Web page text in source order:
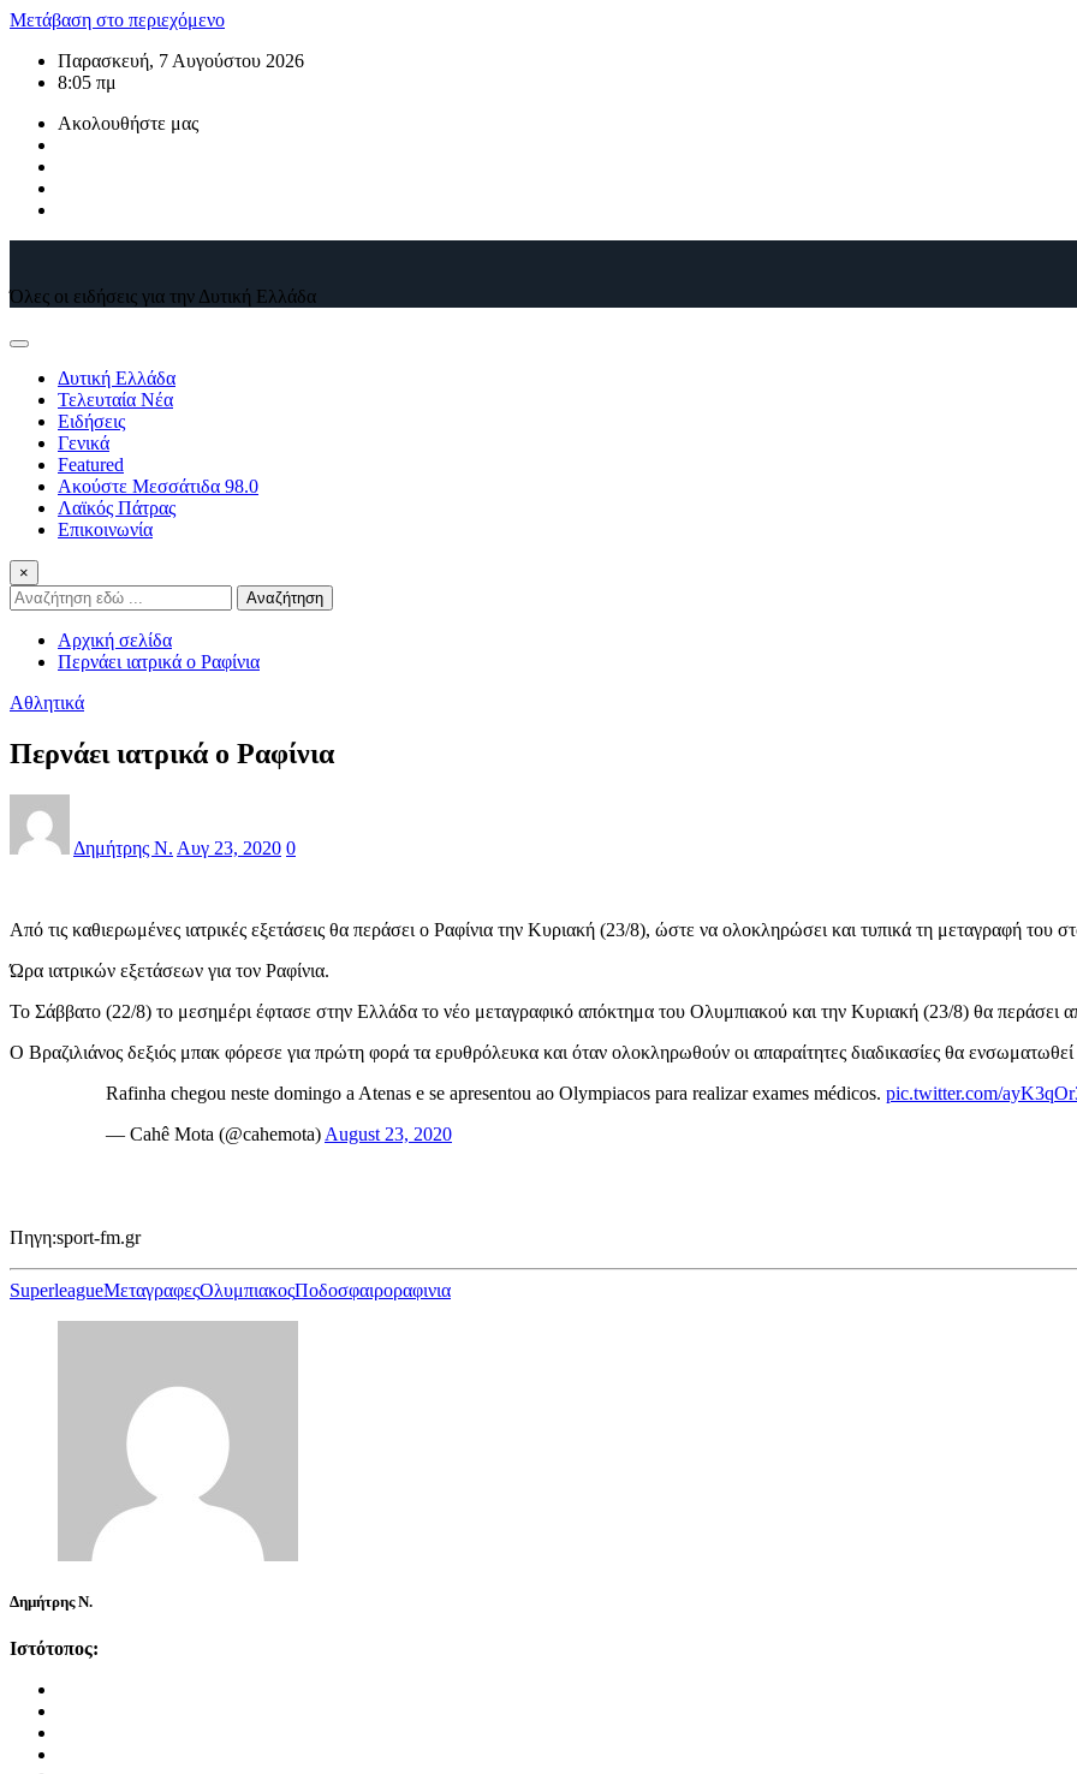
Μετάβαση στο περιεχόμενο
Παρασκευή, 7 Αυγούστου 2026
8:05 πμ
Ακολουθήστε μας
Όλες οι ειδήσεις για την Δυτική Ελλάδα
Δυτική Ελλάδα
Τελευταία Νέα
Ειδήσεις
Γενικά
Featured
Ακούστε Μεσσάτιδα 98.0
Λαϊκός Πάτρας
Επικοινωνία
×
Αναζήτηση
Αρχική σελίδα
Περνάει ιατρικά ο Ραφίνια
Αθλητικά
Περνάει ιατρικά ο Ραφίνια
Δημήτρης Ν. Αυγ 23, 2020 0
Από τις καθιερωμένες ιατρικές εξετάσεις θα περάσει ο Ραφίνια την Κυριακή (23/8), ώστε να ολοκληρώσει και τυπικά τη μεταγραφή του
Ώρα ιατρικών εξετάσεων για τον Ραφίνια.
Το Σάββατο (22/8) το μεσημέρι έφτασε στην Ελλάδα το νέο μεταγραφικό απόκτημα του Ολυμπιακού και την Κυριακή (23/8) θα περάσει
Ο Βραζιλιάνος δεξιός μπακ φόρεσε για πρώτη φορά τα ερυθρόλευκα και όταν ολοκληρωθούν οι απαραίτητες διαδικασίες θα
Rafinha chegou neste domingo a Atenas e se apresentou ao Olympiacos para realizar exames médicos. pic.twitter.com/
— Cahê Mota (@cahemota) August 23, 2020
Πηγη:sport-fm.gr
SuperleagueΜεταγραφεςΟλυμπιακοςΠοδοσφαιροραφινια
Δημήτρης Ν.
Ιστότοπος: